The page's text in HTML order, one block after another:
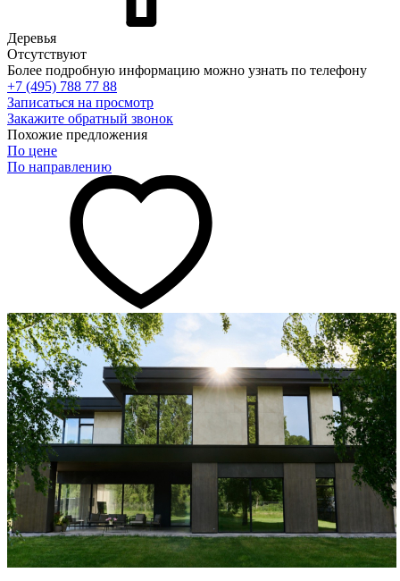
Деревья
Отсутствуют
Более подробную информацию можно узнать по телефону
+7 (495) 788 77 88
Записаться на просмотр
Закажите обратный звонок
Похожие предложения
По цене
По направлению